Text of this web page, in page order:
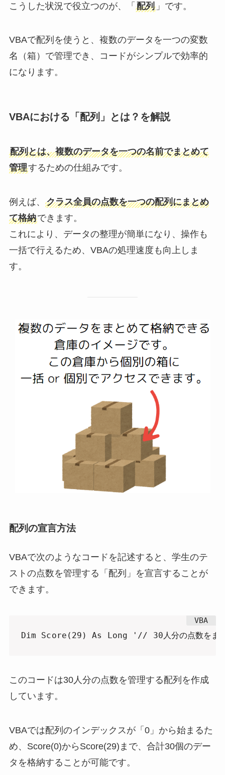
こうした状況で役立つのが、「 配列」です。
VBAで配列を使うと、複数のデータを一つの変数
名（箱）で管理でき、コードがシンプルで効率的
になります。
VBAにおける「配列」とは？を解説
配列とは、複数のデータを一つの名前でまとめて
管理するための仕組みです。
例えば、 クラス全員の点数を一つの配列にまとめ
て格納できます。
これにより、データの整理が簡単になり、操作も
一括で行えるため、VBAの処理速度も向上しま
す。
配列の宣言方法
VBAで次のようなコードを記述すると、学生のテ
ストの点数を管理する「配列」を宣言することが
できます。
Dim Score(29) As Long '// 30人分の点数をまと
このコードは30人分の点数を管理する配列を作成
しています。
VBAでは配列のインデックスが「0」から始まるた
め、Score(0)からScore(29)まで、合計30個のデー
タを格納することが可能です。